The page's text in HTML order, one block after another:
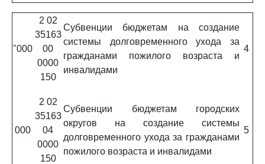
"000
2 02
35163
00
0000
150
Субвенции бюджетам на создание
системы долговременного ухода за
гражданами пожилого возраста и
инвалидами
4
000
2 02
35163
04
0000
150
Субвенции бюджетам городских
округов на создание системы
долговременного ухода за гражданами
пожилого возраста и инвалидами
5